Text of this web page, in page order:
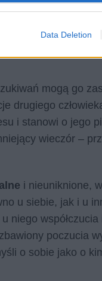
Data Deletion
Potrafi je
z cierpieniem
mogą go
drugiego
i stanowi o jego
wieczór –
i nieuniknione,
u siebie, jak i u
niego
poczucia
o sobie jako o